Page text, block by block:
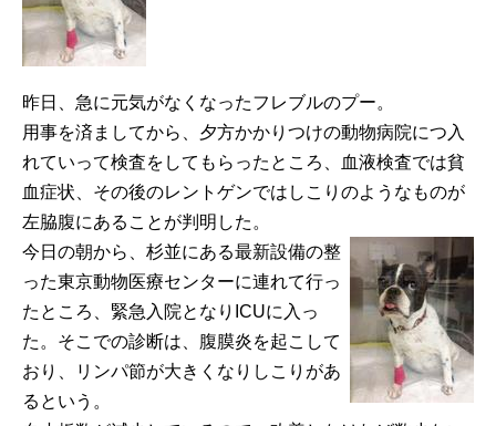
昨日、急に元気がなくなったフレブルのプー。
用事を済ましてから、夕方かかりつけの動物病院につ入
れていって検査をしてもらったところ、血液検査では貧
血症状、その後のレントゲンではしこりのようなものが
左脇腹にあることが判明した。
今日の朝から、杉並にある最新設備の整
った東京動物医療センターに連れて行っ
たところ、緊急入院となりICUに入っ
た。そこでの診断は、腹膜炎を起こして
おり、リンパ節が大きくなりしこりがあ
るという。